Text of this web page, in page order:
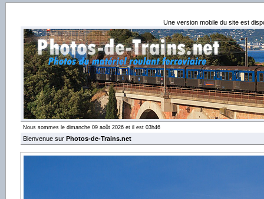
Une version mobile du site est
Nous sommes le dimanche 09 août 2026 et il est 03h46
Bienvenue sur Photos-de-Trains.net